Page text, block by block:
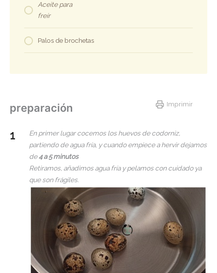
Aceite para
freír
Palos de brochetas
Imprimir
preparación
En primer lugar cocemos los huevos de codorniz,
partiendo de agua fría, y cuando empiece a hervir dejamos
de4 a 5 minutos
Retiramos, añadimos agua fría y pelamos con cuidado ya
que son frágiles.